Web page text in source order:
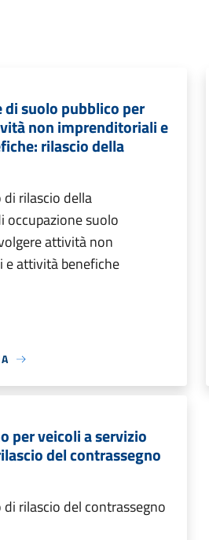
di suolo pubblico per
non imprenditoriali e
rilascio della
rilascio della
occupazione suolo
attività non
e attività benefiche
per veicoli a servizio
del contrassegno
rilascio del contrassegno